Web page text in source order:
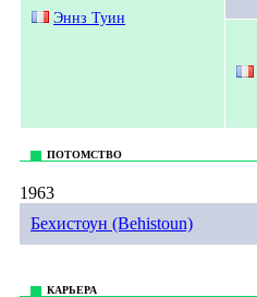
Эннз Туин
ПОТОМСТВО
1963
Бехистоун (Behistoun)
КАРЬЕРА